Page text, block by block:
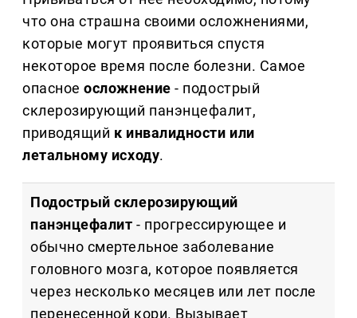
что она страшна своими осложнениями,
которые могут проявиться спустя
некоторое время после болезни. Самое
опасноеосложнение- подострый
склерозирующий панэнцефалит,
приводящий к инвалидности или
летальному исходу.
Подострый склерозирующий
панэнцефалит - прогрессирующее и
обычно смертельное заболевание
головного мозга, которое появляется
через несколько месяцев или лет после
перенесенной кори. Вызывает